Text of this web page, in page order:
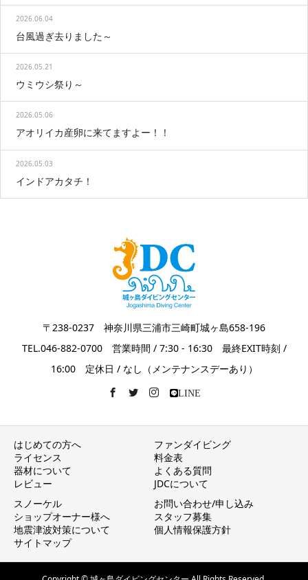
2026.06.04
台風過ぎ去りました～
2026.05.21
ウミウシ祭り～
2026.05.06
アオリイカ産卵に来てますよー！！
2026.05.03
インドアカタチ！
〒238-0237 神奈川県三浦市三崎町城ヶ島658-196
TEL.046-882-0700 営業時間 / 7:30 - 16:30 最終EXIT時刻 /
16:00 定休日 / なし（メンテナンスデーあり）
LINE
はじめての方へ
ファンダイビング
ライセンス
料金表
器材について
よくある質問
レビュー
JDCについて
スノーケル
お問い合わせ/申し込み
ショップオーナー様へ
スタッフ募集
地震津波対策について
個人情報保護方針
サイトマップ